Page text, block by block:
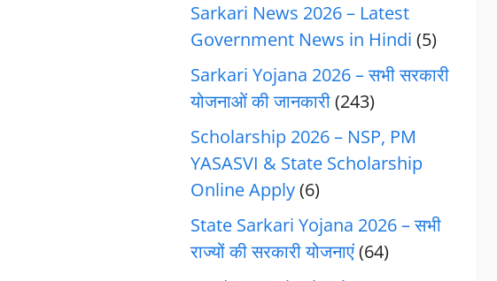
Sarkari News 2026 – Latest
Government News in Hindi (5)
Sarkari Yojana 2026 – सभी सरकारी
योजनाओं की जानकारी(243)
Scholarship 2026 – NSP, PM
YASASVI & State Scholarship
Online Apply(6)
State Sarkari Yojana 2026 – सभी
राज्यों की सरकारी योजनाएं(64)